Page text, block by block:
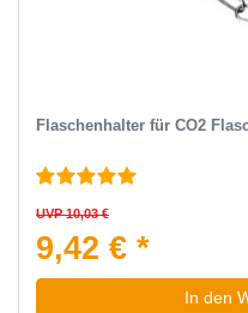
Flaschenhalter für CO2
UVP 10,03 €
9,42 € *
In den